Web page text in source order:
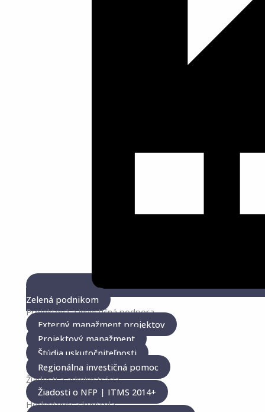
Zelená podnikom
Projektová a investičná podpora
Externý manažment projektov
Projektový manažment
Štúdia uskutočniteľnosti
Regionálna investičná pomoc
Žiadosti a administrácia
Žiadosti o NFP | ITMS 2014+
Hodnotenie a kontrola